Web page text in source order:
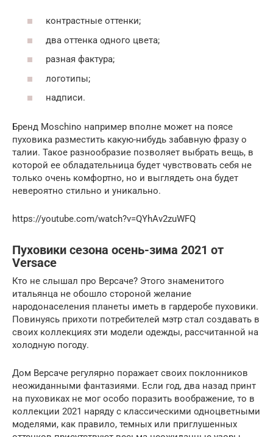
контрастные оттенки;
два оттенка одного цвета;
разная фактура;
логотипы;
надписи.
Бренд Moschino например вполне может на поясе
пуховика разместить какую-нибудь забавную фразу о
талии. Такое разнообразие позволяет выбрать вещь, в
которой ее обладательница будет чувствовать себя не
только очень комфортно, но и выглядеть она будет
невероятно стильно и уникально.
https://youtube.com/watch?v=QYhAv2zuWFQ
Пуховики сезона осень-зима 2021 от
Versace
Кто не слышал про Версаче? Этого знаменитого
итальянца не обошло стороной желание
народонаселения планеты иметь в гардеробе пуховики.
Повинуясь прихоти потребителей мэтр стал создавать в
своих коллекциях эти модели одежды, рассчитанной на
холодную погоду.
Дом Версаче регулярно поражает своих поклонников
неожиданными фантазиями. Если год, два назад принт
на пуховиках не мог особо поразить воображение, то в
коллекции 2021 наряду с классическими одноцветными
моделями, как правило, темных или приглушенных